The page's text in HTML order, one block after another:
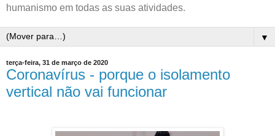
humanismo em todas as suas atividades.
▼
terça-feira, 31 de março de 2020
Coronavírus - porque o isolamento
vertical não vai funcionar